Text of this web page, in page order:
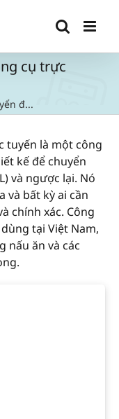
cụ trực
đ...
tuyến là một công
kế để chuyển
và ngược lại. Nó
và bất kỳ ai cần
chính xác. Công
tại Việt Nam,
nấu ăn và các